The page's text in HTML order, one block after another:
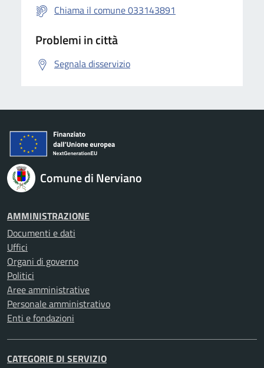
Chiama il comune 033143891
Problemi in città
Segnala disservizio
Comune di Nerviano
AMMINISTRAZIONE
Documenti e dati
Uffici
Organi di governo
Politici
Aree amministrative
Personale amministrativo
Enti e fondazioni
CATEGORIE DI SERVIZIO